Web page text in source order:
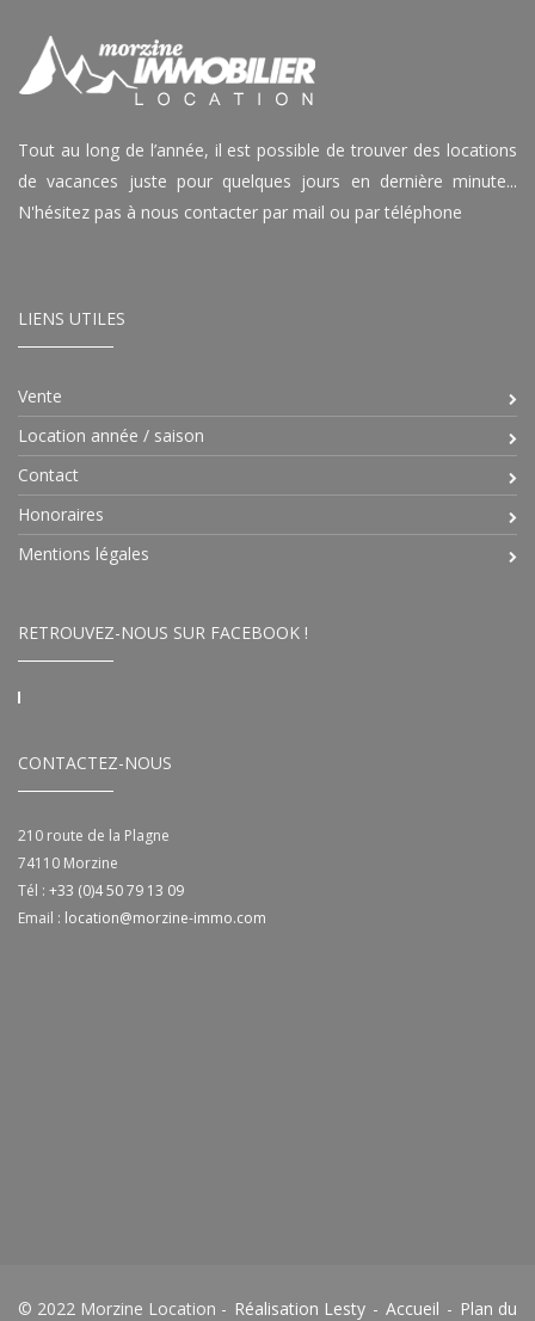
Tout au long de l’année, il est possible de trouver des locations
de vacances juste pour quelques jours en dernière minute...
N'hésitez pas à nous contacter par mail ou par téléphone
LIENS UTILES
Vente
Location année / saison
Contact
Honoraires
Mentions légales
RETROUVEZ-NOUS SUR FACEBOOK !
CONTACTEZ-NOUS
210 route de la Plagne
74110 Morzine
Tél : +33 (0)4 50 79 13 09
Email : location@morzine-immo.com
© 2022 Morzine Location - Réalisation Lesty - Accueil - Plan du